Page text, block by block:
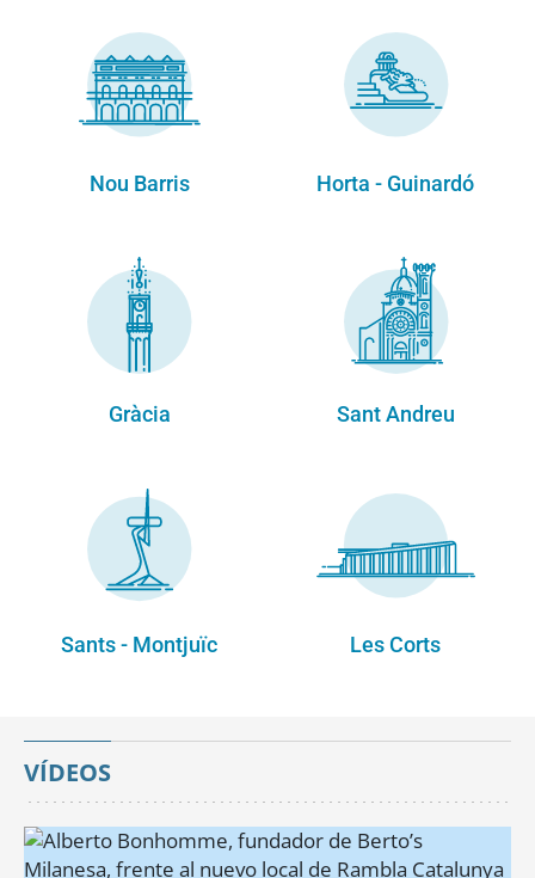
Nou Barris Horta - Guinardó
Gràcia Sant Andreu
Sants - Montjuïc Les Corts
VÍDEOS